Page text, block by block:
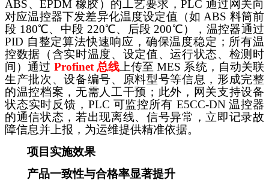
ABS、EPDM 橡胶）的工艺要求，PLC 通过网关向
对应温控器下发差异化温度设定值（如 ABS 料筒前
段 180℃、中段 220℃、后段 200℃），温控器通过
PID 自整定算法快速响应，确保温度稳定；所有温
控数据（含实时温度、设定值、运行状态、检测时
间）通过 Profinet 总线上传至 MES 系统，自动关联
生产批次、设备编号、原料型号等信息，形成完整
的温控档案，无需人工干预；此外，网关支持设备
状态实时反馈，PLC 可监控所有 E5CC-DN 温控器
的通信状态，若出现离线、信号异常，立即记录故
障信息并上报，为运维提供精准依据。
项目实施效果
产品一致性与合格率显著提升